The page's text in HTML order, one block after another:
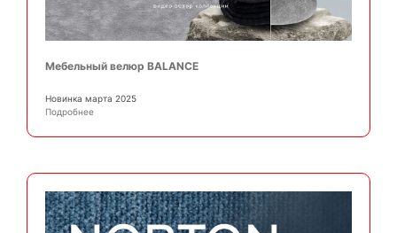
Мебельный велюр BALANCE
Новинка марта 2025
Подробнее